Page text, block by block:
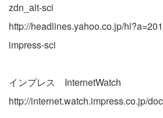
zdn_ait-sci
http://headlines.yahoo.co.jp/
impress-sci
インプレス InternetWatch
http://internet.watch.impress.co.jp/